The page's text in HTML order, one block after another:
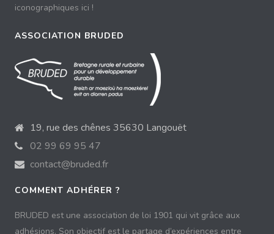
iconographiques ici !
ASSOCIATION BRUDED
19, rue des chênes 35630 Langouët
02 99 69 95 47
contact@bruded.fr
COMMENT ADHÉRER ?
BRUDED est une association de loi 1901 qui vit grâce aux
adhésions. Son objectif est le partage d’expériences entre